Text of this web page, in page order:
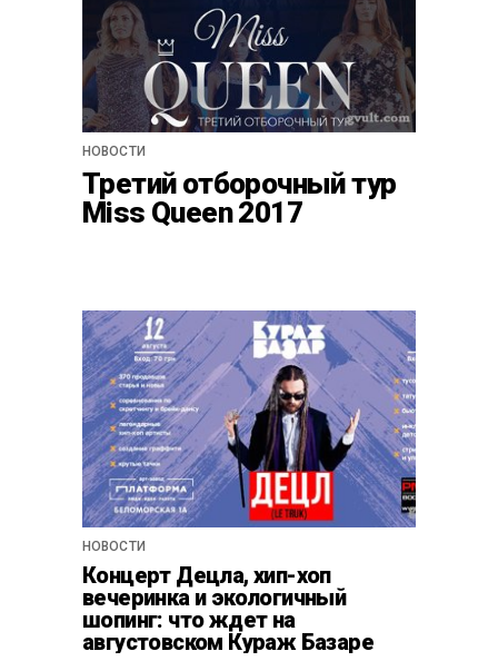
НОВОСТИ
Третий отборочный тур
Miss Queen 2017
НОВОСТИ
Концерт Децла, хип-хоп
вечеринка и экологичный
шопинг: что ждет на
августовском Кураж Базаре